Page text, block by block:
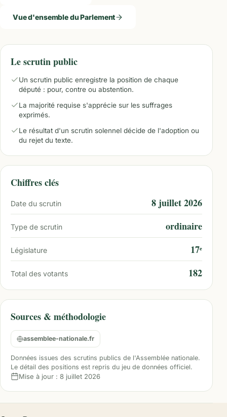
Vue d'ensemble du Parlement
Le scrutin public
Un scrutin public enregistre la position de chaque
député : pour, contre ou abstention.
La majorité requise s'apprécie sur les suffrages
exprimés.
Le résultat d'un scrutin solennel décide de l'adoption ou
du rejet du texte.
Chiffres clés
Date du scrutin 8 juillet 2026
Type de scrutin ordinaire
Législature 17ᵉ
Total des votants 182
Sources & méthodologie
assemblee-nationale.fr
Données issues des scrutins publics de l'Assemblée nationale.
Le détail des positions est repris du jeu de données officiel.
Mise à jour : 8 juillet 2026